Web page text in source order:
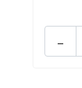
-